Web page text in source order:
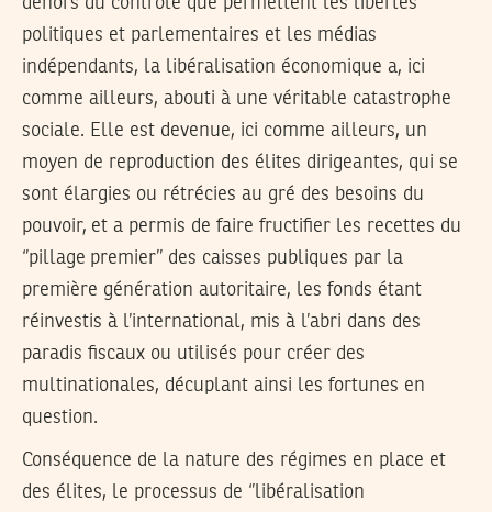
politiques et parlementaires et les médias
indépendants, la libéralisation économique a, ici
comme ailleurs, abouti à une véritable catastrophe
sociale. Elle est devenue, ici comme ailleurs, un
moyen de reproduction des élites dirigeantes, qui se
sont élargies ou rétrécies au gré des besoins du
pouvoir, et a permis de faire fructifier les recettes du
‘’pillage premier’’ des caisses publiques par la
première génération autoritaire, les fonds étant
réinvestis à l’international, mis à l’abri dans des
paradis fiscaux ou utilisés pour créer des
multinationales, décuplant ainsi les fortunes en
question.
Conséquence de la nature des régimes en place et
des élites, le processus de ‘’libéralisation